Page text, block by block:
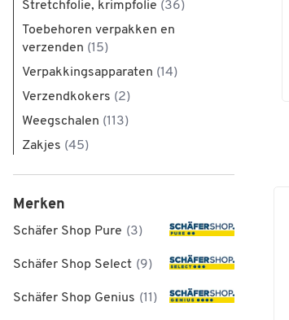
Stretchfolie, krimpfolie (36)
Toebehoren verpakken en
verzenden (15)
Verpakkingsapparaten (14)
Verzendkokers (2)
Weegschalen (113)
Zakjes (45)
Merken
Schäfer Shop Pure (3)
Schäfer Shop Select (9)
Schäfer Shop Genius (11)